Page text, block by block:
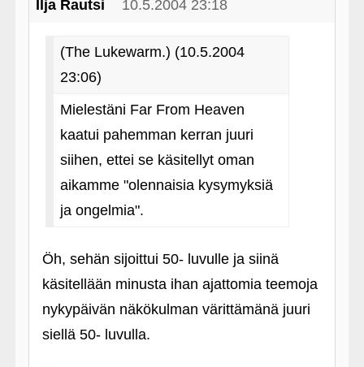
Ilja Rautsi 10.5.2004 23:18
(The Lukewarm.) (10.5.2004
23:06)
Mielestäni Far From Heaven
kaatui pahemman kerran juuri
siihen, ettei se käsitellyt oman
aikamme "olennaisia kysymyksiä
ja ongelmia".
Öh, sehän sijoittui 50- luvulle ja siinä
käsitellään minusta ihan ajattomia teemoja
nykypäivän näkökulman värittämänä juuri
siellä 50- luvulla.